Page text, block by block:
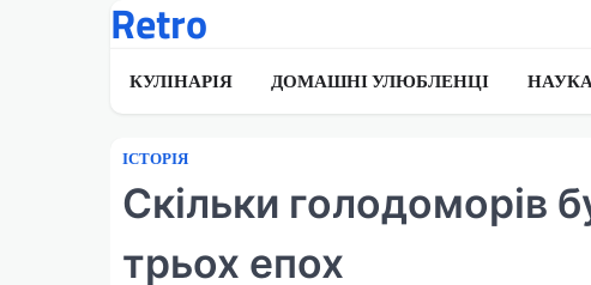
Retro
КУЛІНАРІЯ ДОМАШНІ УЛЮБЛЕНЦІ
ІСТОРІЯ
Скільки голодоморів
трьох епох